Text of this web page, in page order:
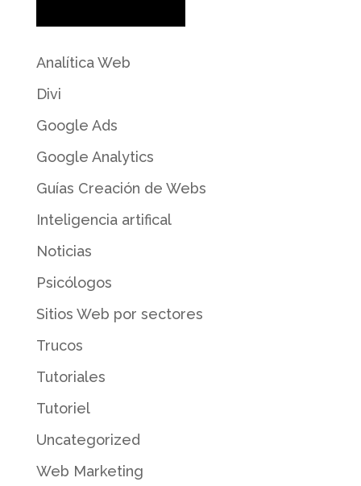
Analítica Web
Divi
Google Ads
Google Analytics
Guías Creación de Webs
Inteligencia artifical
Noticias
Psicólogos
Sitios Web por sectores
Trucos
Tutoriales
Tutoriel
Uncategorized
Web Marketing